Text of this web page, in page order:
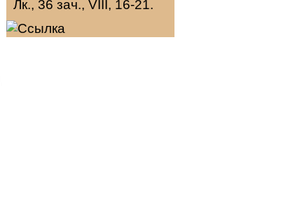
Лк., 36 зач., VIII, 16-21.